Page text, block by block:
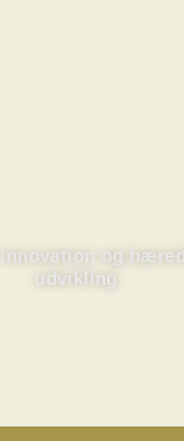
innovation og
udvikling